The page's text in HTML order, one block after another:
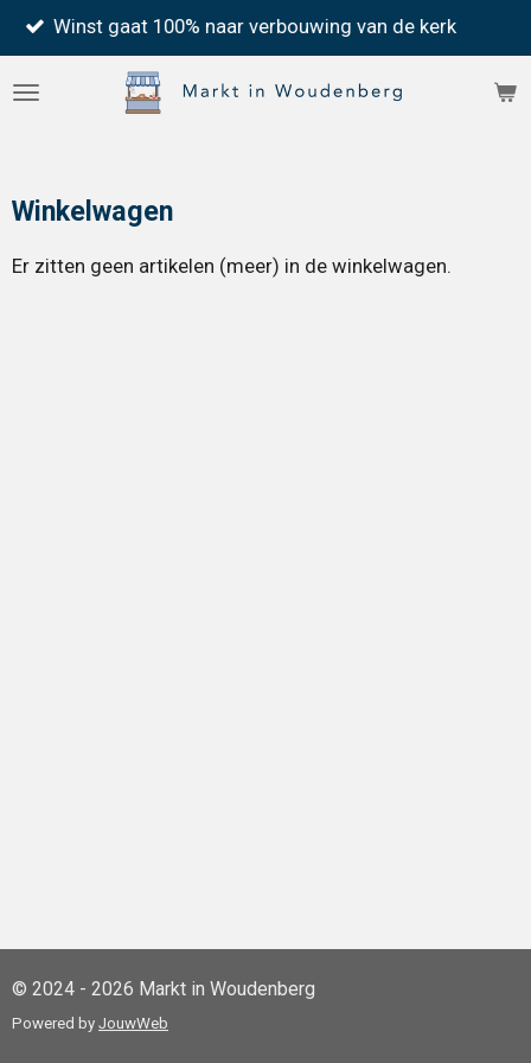
Ga
direct
naar
gaat 100% naar verbouwing van de kerk
Winkelwagen
Er zitten geen artikelen (meer) in de winkelwagen.
© 2024 - 2026 Markt in Woudenberg
Powered by JouwWeb